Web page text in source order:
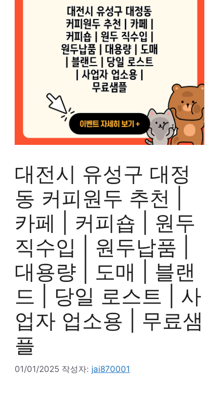
대전시 유성구 대정
동 커피원두 추천 |
카페 | 커피숍 | 원두
직수입 | 원두납품 |
대용량 | 도매 | 블랜
드 | 당일 로스트 | 사
업자 업소용 | 무료샘
플
01/01/2025 작성자: jai870001